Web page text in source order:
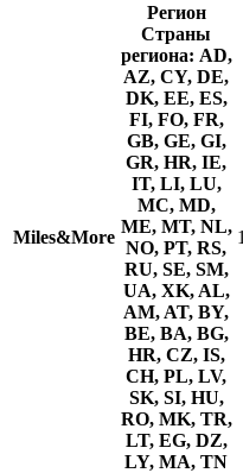
Miles&More
Регион
Страны
региона: AD,
AZ, CY, DE,
DK, EE, ES,
FI, FO, FR,
GB, GE, GI,
GR, HR, IE,
IT, LI, LU,
MC, MD,
ME, MT, NL,
NO, PT, RS,
RU, SE, SM,
UA, XK, AL,
AM, AT, BY,
BE, BA, BG,
HR, CZ, IS,
CH, PL, LV,
SK, SI, HU,
RO, MK, TR,
LT, EG, DZ,
LY, MA, TN